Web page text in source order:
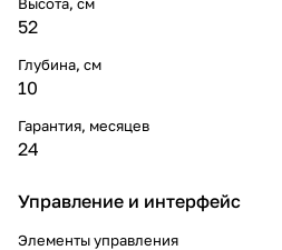
52
Глубина, см
10
Гарантия, месяцев
24
Управление и интерфейс
Элементы управления